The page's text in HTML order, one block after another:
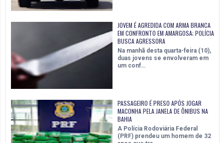
JOVEM É AGREDIDA COM ARMA BRANCA
EM CONFRONTO EM AMARGOSA; POLÍCIA
BUSCA AGRESSORA
Na manhã desta quarta-feira (10),
duas jovens se envolveram em
um conf…
PASSAGEIRO É PRESO APÓS JOGAR
MACONHA PELA JANELA DE ÔNIBUS NA
BAHIA
A Polícia Rodoviária Federal
(PRF) prendeu um homem de 32